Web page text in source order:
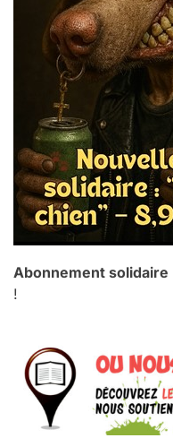
Abonnement solidaire
!